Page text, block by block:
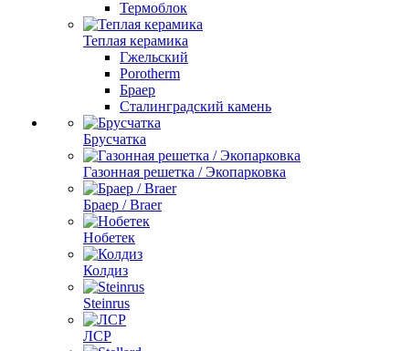
Термоблок
Теплая керамика
Гжельский
Porotherm
Браер
Сталинградский камень
Брусчатка
Газонная решетка / Экопарковка
Браер / Braer
Нобетек
Колдиз
Steinrus
ЛСР